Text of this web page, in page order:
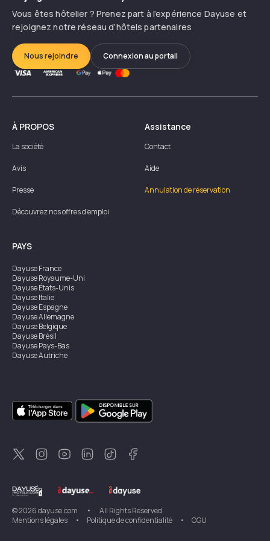
Vous êtes hôtelier ? Prenez part à l’expérience Dayuse et
rejoignez notre réseau d’hôtels partenaires
Nous rejoindre Connexion au portail
À PROPOS
La société
Avis
Presse
Découvrez nos offres d'emploi
Assistance
Contact
Aide
Annulation de réservation
PAYS
DayuseFrance
DayuseRoyaume-Uni
DayuseÉtats-Unis
DayuseItalie
DayuseEspagne
DayuseAllemagne
DayuseBelgique
DayuseBrésil
DayusePays-Bas
DayuseAutriche
DayuseSingapour
DayuseSuède
DayuseThaïlande
DayuseNouvelle-Zélande
DayuseTurquie
©2026dayuse.com •
All Rights Reserved
Mentions légales
• Politique de confidentialité • CGU